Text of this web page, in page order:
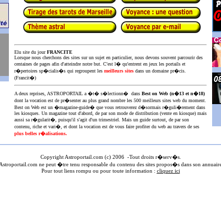
Elu site du jourFRANCITE
Lorsque nous cherchons des sites sur un sujet en particulier, nous devons souvent parcourir des
centaines de pages afin d'atteindre notre but. C'est l� qu'entrent en jeux les portails et
r�pertoires sp�cialis�s qui regroupent les meilleurs sites dans un domaine pr�cis.
(Francit�)
A deux reprises, ASTROPORTAIL a �t� s�lectionn� dans Best on Web (n�13 et n�18)
dont la vocation est de pr�senter au plus grand nombre les 500 meilleurs sites web du moment.
Best on Web est un �magazine-guide� que vous retrouverez d�sormais r�guli�rement dans
les kiosques. Un magazine tout d'abord, de par son mode de distribution (vente en kiosque) mais
aussi sa r�gularit�, puisqu'il s'agit d'un trimestriel. Mais un guide surtout, de par son
contenu, riche et vari�, et dont la vocation est de vous faire profiter du web au travers de ses
plus belles r�alisations.
Copyright Astroportail.com (c) 2006 -Tout droits r�serv�s.
ne peut �tre tenu responsable du contenu des sites propos�s dans son
Pour tout liens rompu ou pour toute information : cliquez ici